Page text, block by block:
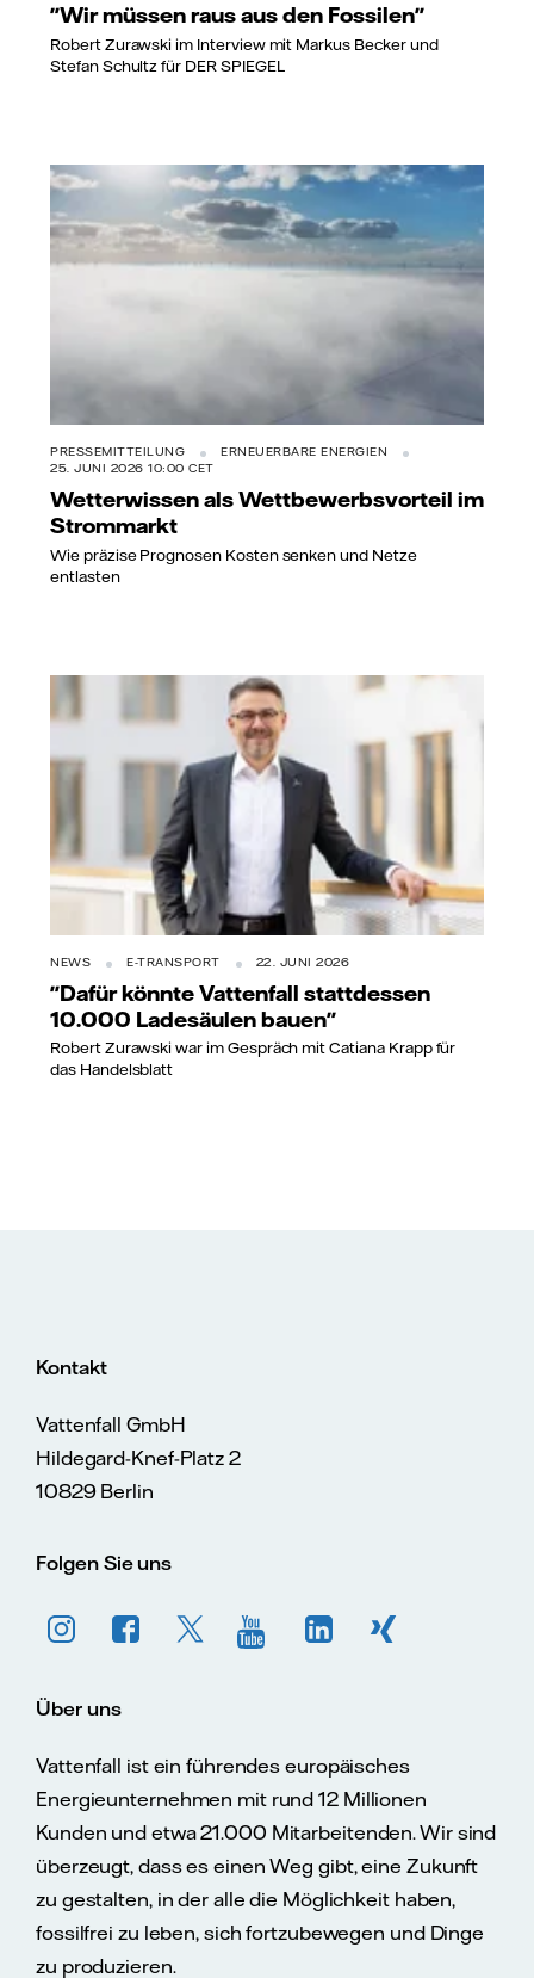
"Wir müssen raus aus den Fossilen"
Robert Zurawski im Interview mit Markus Becker und
Stefan Schultz für DER SPIEGEL
PRESSEMITTEILUNG
ERNEUERBARE ENERGIEN
25. JUNI 2026 10:00 CET
Wetterwissen als Wettbewerbsvorteil im
Strommarkt
Wie präzise Prognosen Kosten senken und Netze
entlasten
NEWS E-TRANSPORT 22. JUNI 2026
"Dafür könnte Vattenfall stattdessen
10.000 Ladesäulen bauen"
Robert Zurawski war im Gespräch mit Catiana Krapp für
das Handelsblatt
Kontakt
Vattenfall GmbH
Hildegard-Knef-Platz 2
10829 Berlin
Folgen Sie uns
Über uns
Vattenfall ist ein führendes europäisches
Energieunternehmen mit rund 12 Millionen
Kunden und etwa 21.000 Mitarbeitenden. Wir sind
überzeugt, dass es einen Weg gibt, eine Zukunft
zu gestalten, in der alle die Möglichkeit haben,
fossilfrei zu leben, sich fortzubewegen und Dinge
zu produzieren.